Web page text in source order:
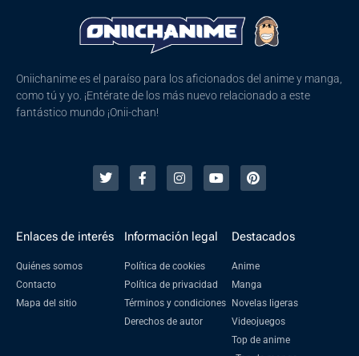
Oniichanime es el paraíso para los aficionados del anime y manga,
como tú y yo. ¡Entérate de los más nuevo relacionado a este
fantástico mundo ¡Onii-chan!
Enlaces de interés
Quiénes somos
Contacto
Mapa del sitio
Información legal
Política de cookies
Política de privacidad
Términos y condiciones
Derechos de autor
Destacados
Anime
Manga
Novelas ligeras
Videojuegos
Top de anime